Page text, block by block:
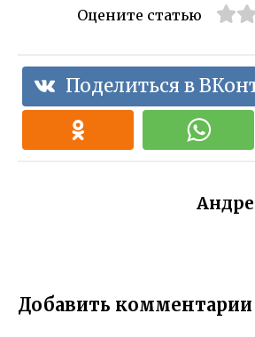
Оцените статью
Поделиться в
Добавить комментарии